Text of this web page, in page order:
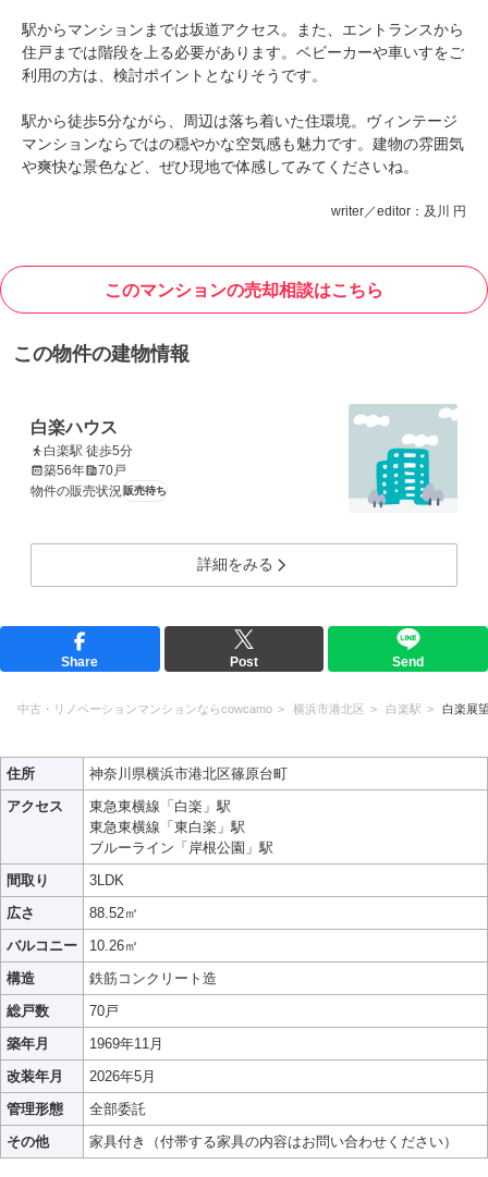
駅からマンションまでは坂道アクセス。また、エントランスから
住戸までは階段を上る必要があります。ベビーカーや車いすをご
利用の方は、検討ポイントとなりそうです。
駅から徒歩5分ながら、周辺は落ち着いた住環境。ヴィンテージ
マンションならではの穏やかな空気感も魅力です。建物の雰囲気
や爽快な景色など、ぜひ現地で体感してみてくださいね。
writer／editor：及川 円
このマンションの売却相談はこちら
この物件の建物情報
白楽ハウス
白楽駅 徒歩5分
築56年
70戸
物件の販売状況 販売待ち
詳細をみる
Share Post Send
中古・リノベーションマンションならcowcamo 横浜市港北区 白楽駅 白楽展
住所
神奈川県横浜市港北区篠原台町
アクセス
東急東横線「白楽」駅
東急東横線「東白楽」駅
ブルーライン「岸根公園」駅
間取り
3LDK
広さ
88.52㎡
バルコニー
10.26㎡
構造
鉄筋コンクリート造
総戸数
70戸
築年月
1969年11月
改装年月
2026年5月
管理形態
全部委託
その他
家具付き（付帯する家具の内容はお問い合わせください）